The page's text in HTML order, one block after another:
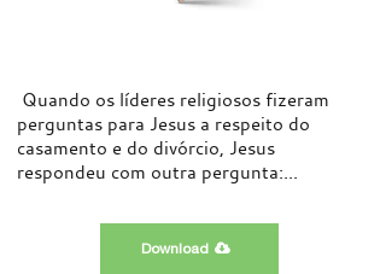
Quando os líderes religiosos fizeram
perguntas para Jesus a respeito do
casamento e do divórcio, Jesus
respondeu com outra pergunta:...
Download